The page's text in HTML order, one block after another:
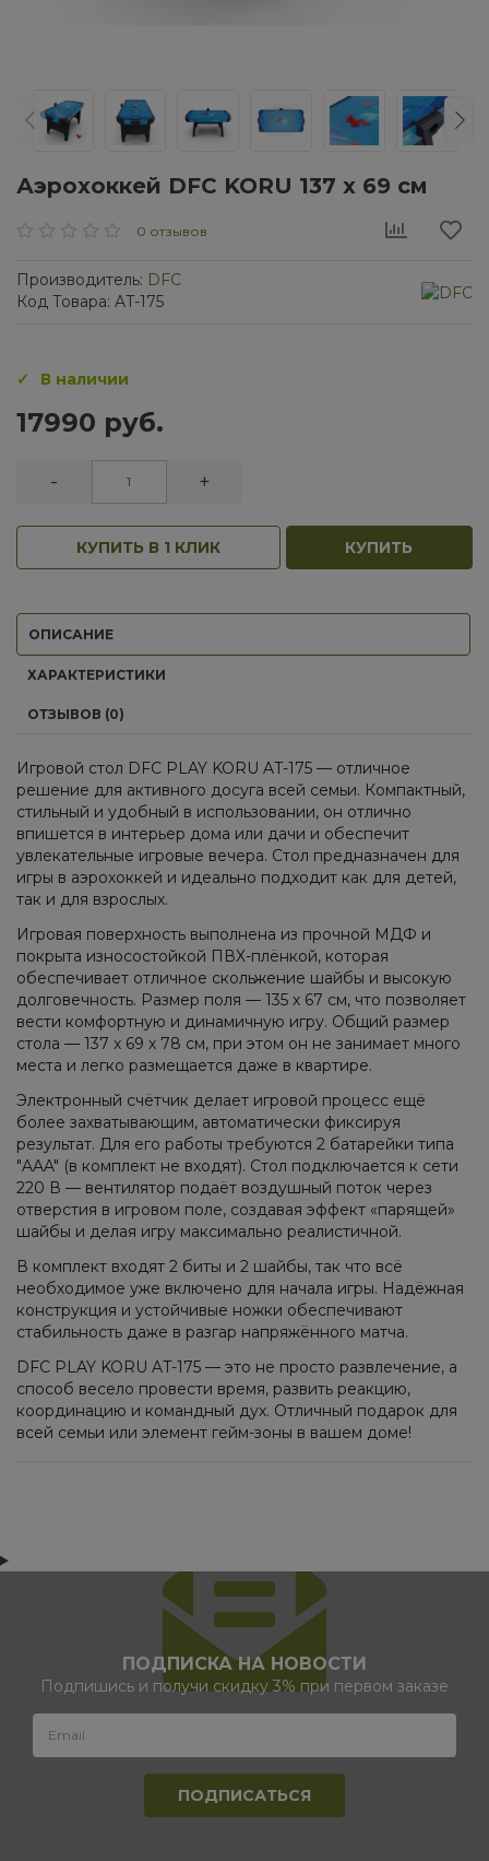
Аэрохоккей DFC KORU 137 х 69 см
0 отзывов
Производитель: DFC
Код Товара: AT-175
В наличии
17990 руб.
- +
КУПИТЬ В 1 КЛИК КУПИТЬ
ОПИСАНИЕ
ХАРАКТЕРИСТИКИ
ОТЗЫВОВ (0)
Игровой стол DFC PLAY KORU AT-175 — отличное
решение для активного досуга всей семьи. Компактный,
стильный и удобный в использовании, он отлично
впишется в интерьер дома или дачи и обеспечит
увлекательные игровые вечера. Стол предназначен для
игры в аэрохоккей и идеально подходит как для детей,
так и для взрослых.
Игровая поверхность выполнена из прочной МДФ и
покрыта износостойкой ПВХ-плёнкой, которая
обеспечивает отличное скольжение шайбы и высокую
долговечность. Размер поля — 135 х 67 см, что позволяет
вести комфортную и динамичную игру. Общий размер
стола — 137 х 69 х 78 см, при этом он не занимает много
места и легко размещается даже в квартире.
Электронный счётчик делает игровой процесс ещё
более захватывающим, автоматически фиксируя
результат. Для его работы требуются 2 батарейки типа
"AAA" (в комплект не входят). Стол подключается к сети
220 В — вентилятор подаёт воздушный поток через
отверстия в игровом поле, создавая эффект «парящей»
шайбы и делая игру максимально реалистичной.
В комплект входят 2 биты и 2 шайбы, так что всё
необходимое уже включено для начала игры. Надёжная
конструкция и устойчивые ножки обеспечивают
стабильность даже в разгар напряжённого матча.
DFC PLAY KORU AT-175 — это не просто развлечение, а
способ весело провести время, развить реакцию,
координацию и командный дух. Отличный подарок для
всей семьи или элемент гейм-зоны в вашем доме!
ПОДПИСКА НА НОВОСТИ
Подпишись и получи скидку 3% при первом заказе